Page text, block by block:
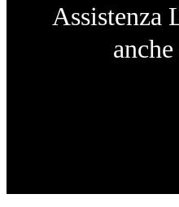
Assistenza